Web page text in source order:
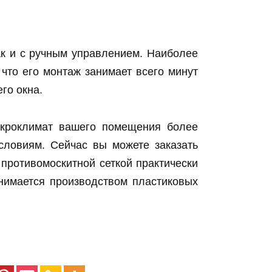
и с ручным управлением. Наиболее
его монтаж занимает всего минут
окна.
вашего помещения более
Сейчас вы можете заказать
сеткой практически
производством пластиковых